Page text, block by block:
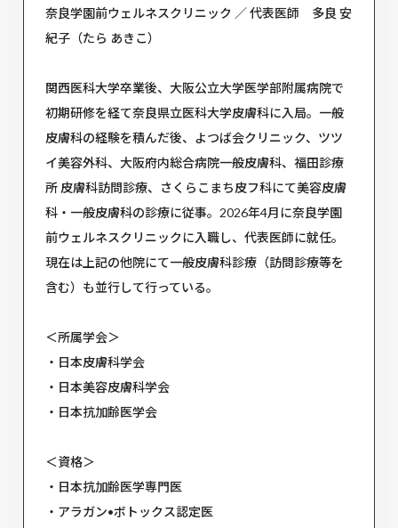
奈良学園前ウェルネスクリニック ／ 代表医師 多良 安
紀子（たら あきこ）
関西医科大学卒業後、大阪公立大学医学部附属病院で
初期研修を経て奈良県立医科大学皮膚科に入局。一般
皮膚科の経験を積んだ後、よつば会クリニック、ツツ
イ美容外科、大阪府内総合病院一般皮膚科、福田診療
所 皮膚科訪問診療、さくらこまち皮フ科にて美容皮膚
科・一般皮膚科の診療に従事。2026年4月に奈良学園
前ウェルネスクリニックに入職し、代表医師に就任。
現在は上記の他院にて一般皮膚科診療（訪問診療等を
含む）も並行して行っている。
＜所属学会＞
・日本皮膚科学会
・日本美容皮膚科学会
・日本抗加齢医学会
＜資格＞
・日本抗加齢医学専門医
・アラガン•ボトックス認定医